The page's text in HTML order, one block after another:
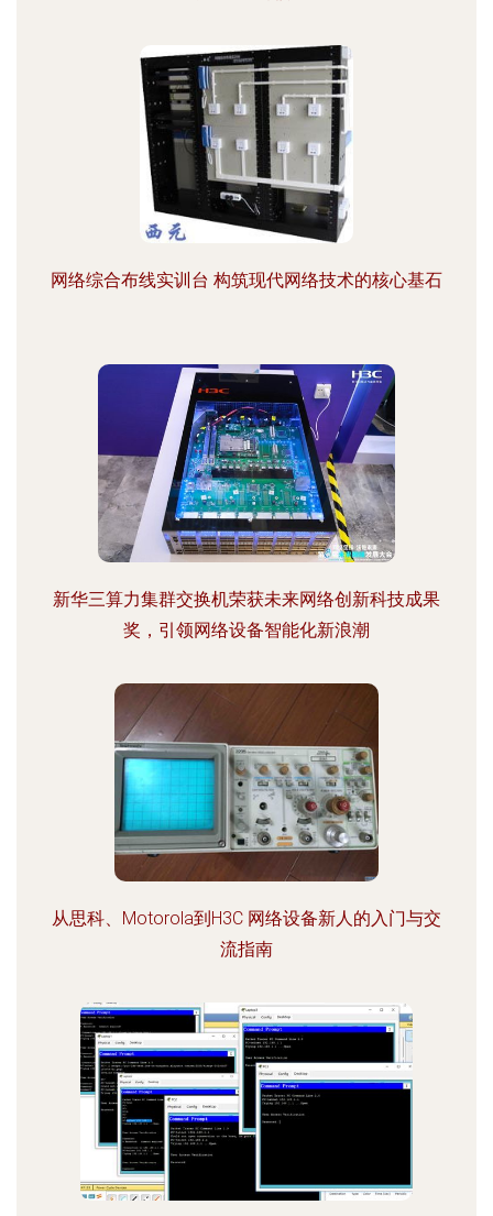
网络综合布线实训台 构筑现代网络技术的核心基石
新华三算力集群交换机荣获未来网络创新科技成果
奖，引领网络设备智能化新浪潮
从思科、Motorola到H3C 网络设备新人的入门与交
流指南